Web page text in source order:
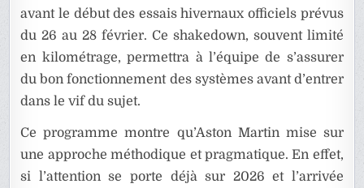
avant le début des essais hivernaux officiels prévus
du 26 au 28 février. Ce shakedown, souvent limité
en kilométrage, permettra à l’équipe de s’assurer
du bon fonctionnement des systèmes avant d’entrer
dans le vif du sujet.
Ce programme montre qu’Aston Martin mise sur
une approche méthodique et pragmatique. En effet,
si l’attention se porte déjà sur 2026 et l’arrivée